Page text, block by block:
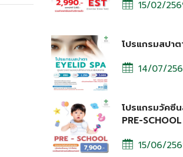
15/02/
โปรแกรมสปา
14/07/
โปรแกรมวัคซี
PRE-SCHOOL
15/06/